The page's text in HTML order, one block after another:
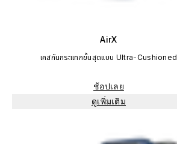
AirX
เคสกันกระแทกขั้นสุดแบบ Ultra-Cushioned
ช้อปเลย
ดูเพิ่มเติม